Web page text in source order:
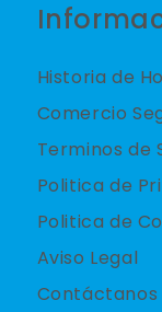
Historia de
Comercio
Terminos de
Politica de
Politica de
Aviso Legal
Contáctanos